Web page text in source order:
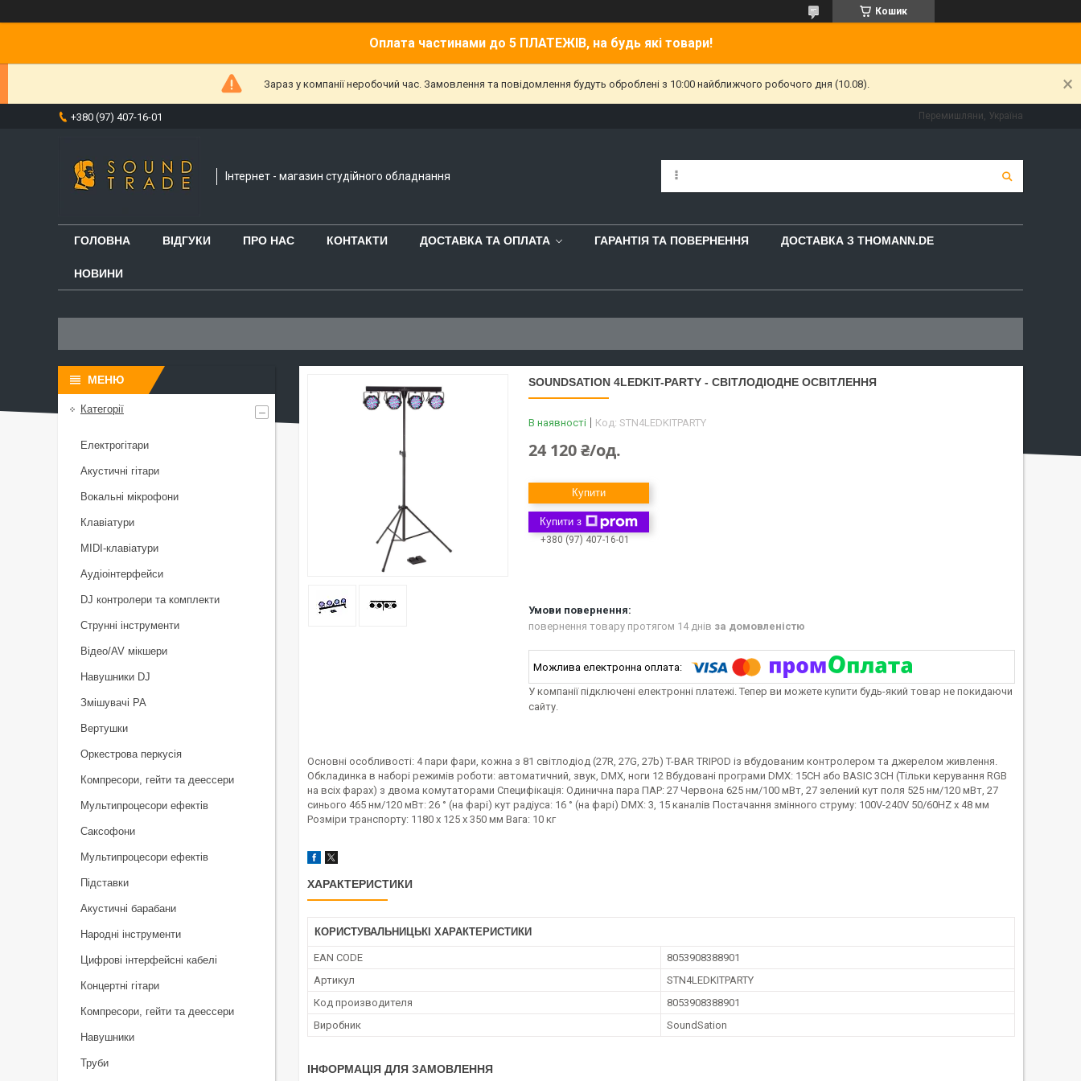
Кошик
Оплата частинами до 5 ПЛАТЕЖІВ, на будь які товари!
Зараз у компанії неробочий час. Замовлення та повідомлення будуть оброблені з 10:00 найближчого робочого дня (10.08).
+380 (97) 407-16-01 Перемишляни, Україна
Інтернет - магазин студійного обладнання
ГОЛОВНА ВІДГУКИ ПРО НАС КОНТАКТИ ДОСТАВКА ТА ОПЛАТА ГАРАНТІЯ ТА ПОВЕРНЕННЯ ДОСТАВКА З THOMANN.DE
НОВИНИ
SOUNDSATION 4LEDKIT-PARTY - СВІТЛОДІОДНЕ ОСВІТЛЕННЯ
В наявності Код: STN4LEDKITPARTY
24 120 ₴/од.
Купити
Купити з
+380 (97) 407-16-01
повернення товару протягом 14 днів за домовленістю
У компанії підключені електронні платежі. Тепер ви можете купити будь-який товар не покидаючи
сайту.
Основні особливості: 4 пари фари, кожна з 81 світлодіод (27R, 27G, 27b) T-BAR TRIPOD із вбудованим контролером та джерелом живлення.
Обкладинка в наборі режимів роботи: автоматичний, звук, DMX, ноги 12 Вбудовані програми DMX: 15CH або BASIC 3CH (Тільки керування RGB
на всіх фарах) з двома комутаторами Специфікація: Одинична пара ПАР: 27 Червона 625 нм/100 мВт, 27 зелений кут поля 525 нм/120 мВт, 27
синього 465 нм/120 мВт: 26 ° (на фарі) кут радіуса: 16 ° (на фарі) DMX: 3, 15 каналів Постачання змінного струму: 100V-240V 50/60HZ x 48 мм
Розміри транспорту: 1180 x 125 x 350 мм Вага: 10 кг
ХАРАКТЕРИСТИКИ
КОРИСТУВАЛЬНИЦЬКІ ХАРАКТЕРИСТИКИ
EAN CODE
8053908388901
Артикул
STN4LEDKITPARTY
Код производителя
8053908388901
Виробник
SoundSation
ІНФОРМАЦІЯ ДЛЯ ЗАМОВЛЕННЯ
Категорії
Електрогітари
Акустичні гітари
Вокальні мікрофони
Клавіатури
MIDI-клавіатури
Аудіоінтерфейси
DJ контролери та комплекти
Струнні інструменти
Відео/AV мікшери
Навушники DJ
Змішувачі PA
Вертушки
Оркестрова перкусія
Компресори, гейти та деессери
Мультипроцесори ефектів
Саксофони
Мультипроцесори ефектів
Підставки
Акустичні барабани
Народні інструменти
Цифрові інтерфейсні кабелі
Концертні гітари
Компресори, гейти та деессери
Навушники
Труби